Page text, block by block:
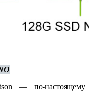
— по-настоящему